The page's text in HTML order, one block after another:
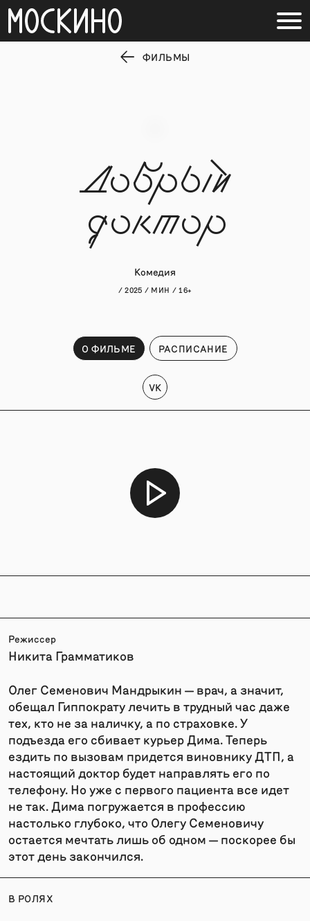
ФИЛЬМЫ
Добрый
доктор
Комедия
/ 2025 / МИН / 16+
О ФИЛЬМЕ РАСПИСАНИЕ
VK
Режиссер
Никита Грамматиков
Олег Семенович Мандрыкин — врач, а значит,
обещал Гиппократу лечить в трудный час даже
тех, кто не за наличку, а по страховке. У
подъезда его сбивает курьер Дима. Теперь
ездить по вызовам придется виновнику ДТП, а
настоящий доктор будет направлять его по
телефону. Но уже с первого пациента все идет
не так. Дима погружается в профессию
настолько глубоко, что Олегу Семеновичу
остается мечтать лишь об одном — поскорее бы
этот день закончился.
В РОЛЯХ